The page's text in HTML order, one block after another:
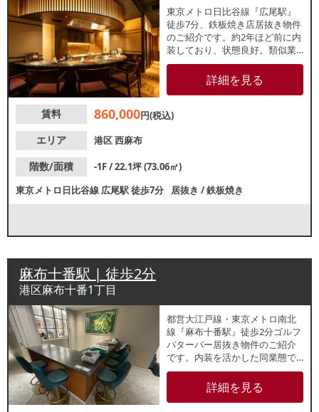
東京メトロ日比谷線『広尾駅』
徒歩7分、鉄板焼き店居抜き物件
のご紹介です。約2年ほど前に内
装しており、状態良好。類似業
態ご希望の方はスピーディーな
開業が可能です。芸能人も訪れ
る西麻布エリアで出店のチャン
い。
詳細を見る
賃料 860,000円(税込)
エリア
港区西麻布
階数/面積
-1F / 22.1坪 (73.06㎡)
東京メトロ日比谷線 広尾駅徒歩7分 居抜き /鉄板焼き
麻布十番駅 | 徒歩2分
港区麻布十番1丁目
都営大江戸線・東京メトロ南北
線『麻布十番駅』徒歩2分ゴルフ
パターバー居抜き物件のご紹介
です。内装を活かした同業態で
の開業はもちろん、バーや飲食
店等幅広い業種のご相談も可能
です。麻布十番は飲食・ナイト
詳細を見る